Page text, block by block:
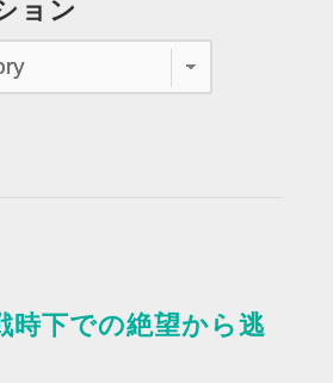
ョン
時下での絶望から逃